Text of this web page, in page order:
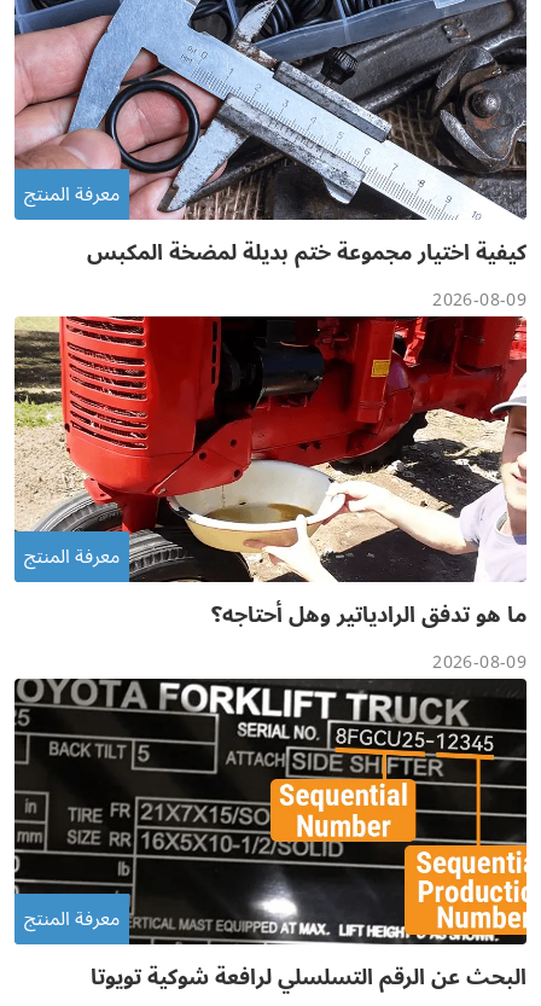
معرفة المنتج
كيفية اختيار مجموعة ختم بديلة لمضخة المكبس
الخاصة بك؟
2026-08-09
معرفة المنتج
ما هو تدفق الرادياتير وهل أحتاجه؟
2026-08-09
معرفة المنتج
البحث عن الرقم التسلسلي لرافعة شوكية تويوتا